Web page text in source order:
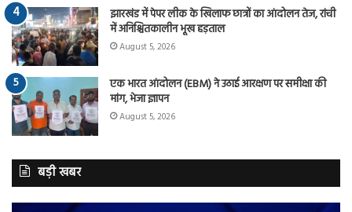
झारखंड में पेपर लीक के खिलाफ छात्रों का आंदोलन तेज, रांची
में अनिश्चितकालीन भूख हड़ताल
August 5, 2026
एक भारत आंदोलन (EBM) ने उठाई आरक्षण पर समीक्षा की
मांग, भेजा ज्ञापन
August 5, 2026
बड़ी खबर